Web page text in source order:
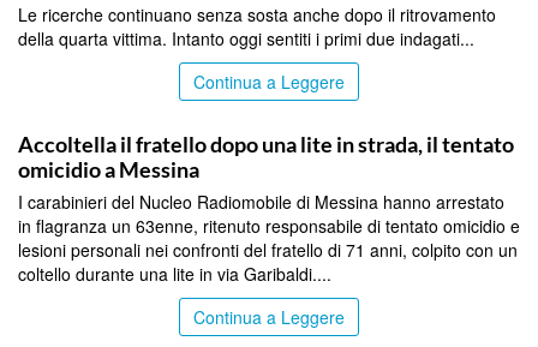
Le ricerche continuano senza sosta anche dopo il ritrovamento
della quarta vittima. Intanto oggi sentiti i primi due indagati...
Continua a Leggere
Accoltella il fratello dopo una lite in strada, il tentato
omicidio a Messina
I carabinieri del Nucleo Radiomobile di Messina hanno arrestato
in flagranza un 63enne, ritenuto responsabile di tentato omicidio e
lesioni personali nei confronti del fratello di 71 anni, colpito con un
coltello durante una lite in via Garibaldi....
Continua a Leggere